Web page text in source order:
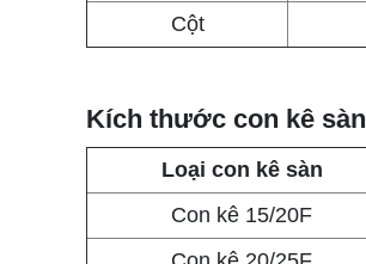
Cột
Kích thước con kê sàn
Loại con kê sàn
Con kê 15/20F